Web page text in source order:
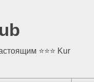
⭐⭐⭐ Kur